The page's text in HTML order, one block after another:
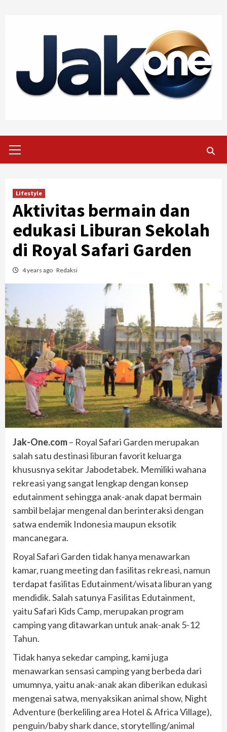
Menu
Lifestyle
Aktivitas bermain dan
edukasi Liburan Sekolah
di Royal Safari Garden
4 years ago Redaksi
Jak-One.com– Royal Safari Garden merupakan
salah satu destinasi liburan favorit keluarga
khususnya sekitar Jabodetabek. Memiliki wahana
rekreasi yang sangat lengkap dengan konsep
edutainment sehingga anak-anak dapat bermain
sambil belajar mengenal dan berinteraksi dengan
satwa endemik Indonesia maupun eksotik
mancanegara.
Royal Safari Garden tidak hanya menawarkan
kamar, ruang meeting dan fasilitas rekreasi, namun
terdapat fasilitas Edutainment/wisata liburan yang
mendidik. Salah satunya Fasilitas Edutainment,
yaitu Safari Kids Camp, merupakan program
camping yang ditawarkan untuk anak-anak 5-12
Tahun.
Tidak hanya sekedar camping, kami juga
menawarkan sensasi camping yang berbeda dari
umumnya, yaitu anak-anak akan diberikan edukasi
mengenai satwa, menyaksikan animal show, Night
Adventure (berkeliling area Hotel & Africa Village),
penguin/baby shark dance, storytelling/animal